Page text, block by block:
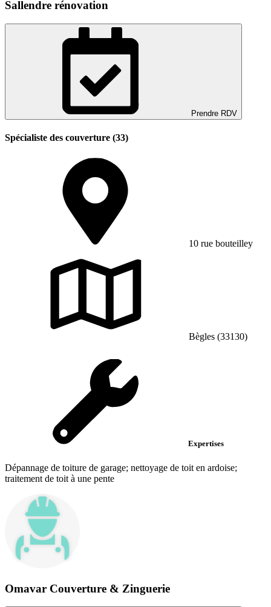
Sallendre rénovation
Prendre RDV
Spécialiste des couverture (33)
10 rue bouteilley
Bègles (33130)
Expertises
Dépannage de toiture de garage; nettoyage de toit en ardoise;
traitement de toit à une pente
Omavar Couverture & Zinguerie